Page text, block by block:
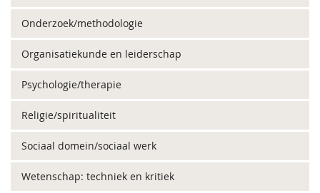
Onderzoek/methodologie
Organisatiekunde en leiderschap
Psychologie/therapie
Religie/spiritualiteit
Sociaal domein/sociaal werk
Wetenschap: techniek en kritiek